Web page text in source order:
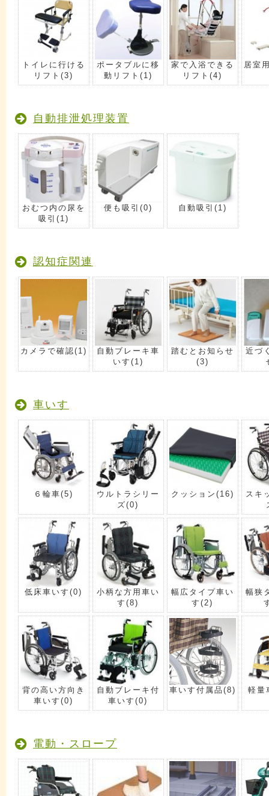
トイレに行ける
リフト(3)
ポータブルに移
動リフト (1)
家で入浴できる
リフト(4)
居室
自動排泄処理装置
おむつ内の尿を
吸引 (1)
便も吸引 (0) 自動吸引 (1)
認知症関連
カメラで確認(1)
自動ブレーキ車
いす (1)
踏むとお知らせ
(3)
近づ
車いす
６輪車(5)
ウルトラシリー
ズ(0)
クッション (16)
スキ
低床車いす(0)
小柄な方用車い
す(8)
幅広タイプ車い
す(2)
幅狭
背の高い方向き
車いす(0)
自動ブレーキ付
車いす(0)
車いす付属品 (8) 軽量
電動・スロープ